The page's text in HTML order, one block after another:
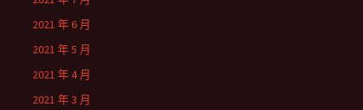
2021 年 6 月
2021 年 5 月
2021 年 4 月
2021 年 3 月